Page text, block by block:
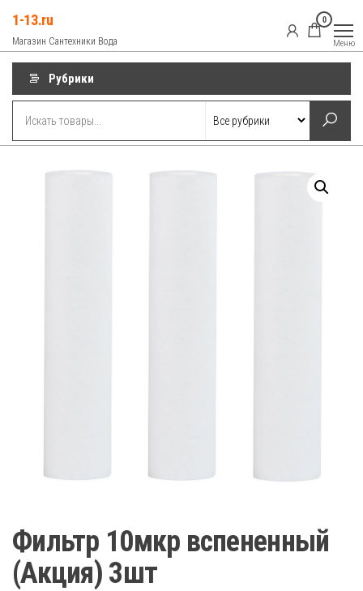
содержимому
1-13.ru
Магазин Сантехники Вода
0
Меню
Рубрики
Фильтр 10мкр вспененный
(Акция) 3шт